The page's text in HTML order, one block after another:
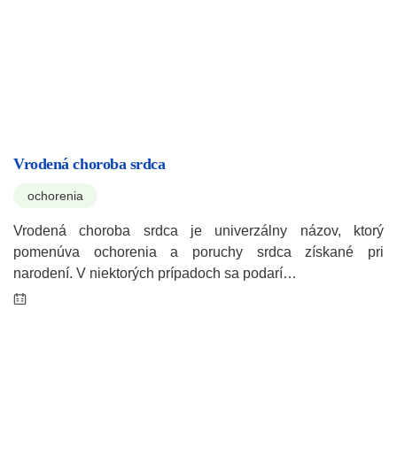
Vrodená choroba srdca
ochorenia
Vrodená choroba srdca je univerzálny názov, ktorý
pomenúva ochorenia a poruchy srdca získané pri
narodení. V niektorých prípadoch sa podarí…